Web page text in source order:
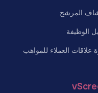
المرشح
الوظيفة
علاقات العملاء للمواهب